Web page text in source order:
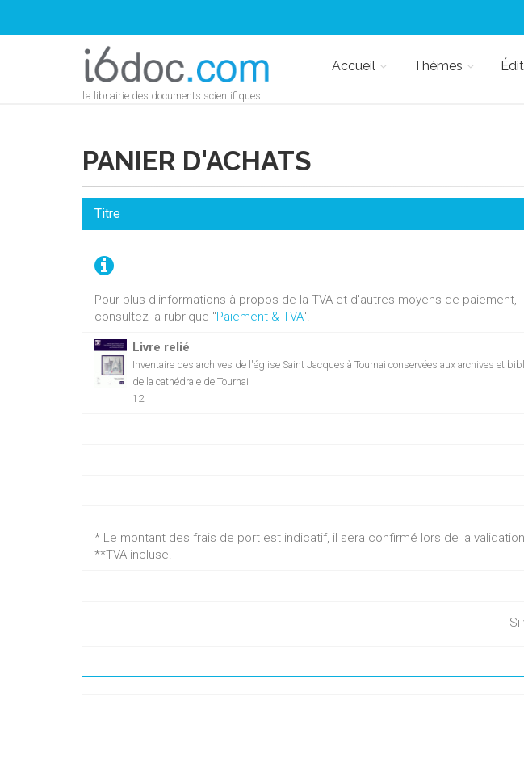
la librairie des documents scientifiques
Accueil Thèmes
PANIER D'ACHATS
Pour plus d'informations à propos de la TVA et d'autres moyens de paiement,
consultez la rubrique "Paiement & TVA".
Titre
Livre relié
Inventaire des archives de l'église Saint Jacques à Tournai conservées aux archives et
de la cathédrale de Tournai
12
* Le montant des frais de port est indicatif, il sera confirmé lors de la
**TVA incluse.
Si